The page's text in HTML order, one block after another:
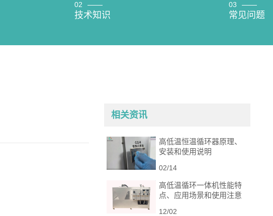
02
技术知识
03
常见问题
相关资讯
高低温恒温循环器原理、
安装和使用说明
02/14
高低温循环一体机性能特
点、应用场景和使用注意
12/02